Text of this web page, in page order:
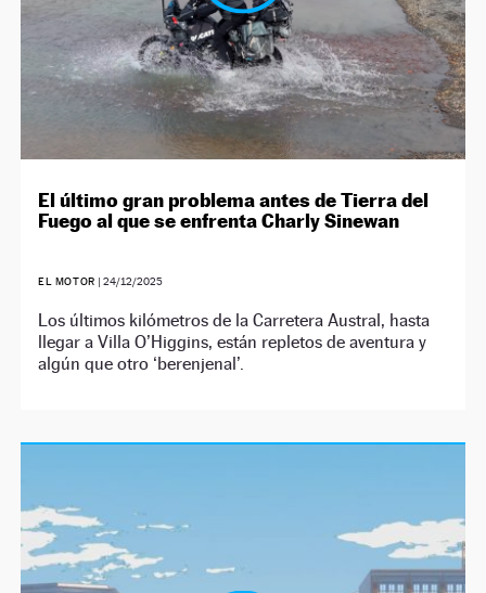
El último gran problema antes de Tierra del
Fuego al que se enfrenta Charly Sinewan
EL MOTOR | 24/12/2025
Los últimos kilómetros de la Carretera Austral, hasta
llegar a Villa O’Higgins, están repletos de aventura y
algún que otro ‘berenjenal’.